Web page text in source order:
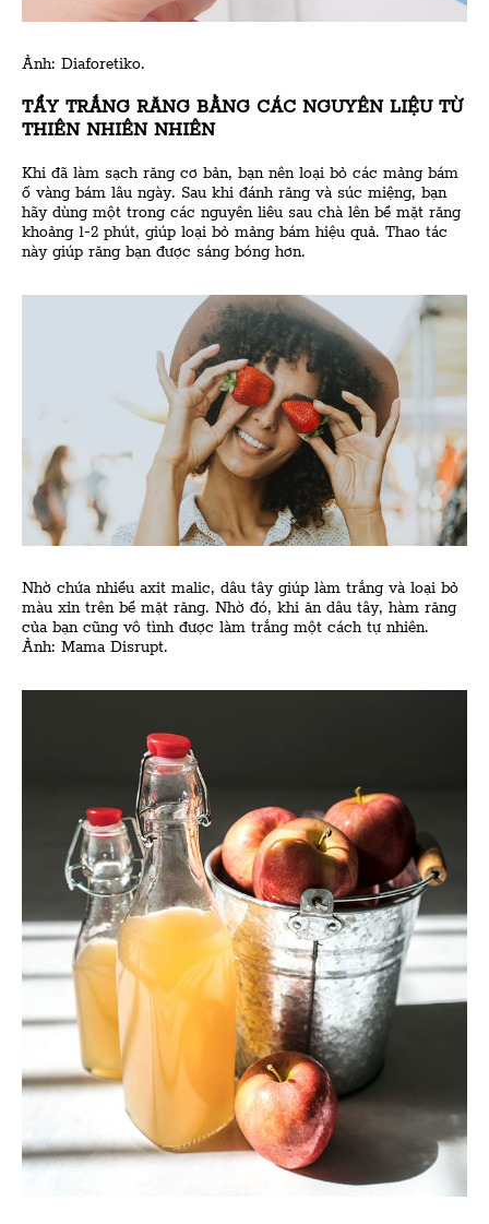
Ảnh: Diaforetiko.
TẨY TRẮNG RĂNG BẰNG CÁC NGUYÊN LIỆU TỪ
THIÊN NHIÊN NHIÊN
Khi đã làm sạch răng cơ bản, bạn nên loại bỏ các mảng bám
ố vàng bám lâu ngày. Sau khi đánh răng và súc miệng, bạn
hãy dùng một trong các nguyên liêu sau chà lên bề mặt răng
khoảng 1-2 phút, giúp loại bỏ mảng bám hiệu quả. Thao tác
này giúp răng bạn được sáng bóng hơn.
Nhờ chứa nhiều axit malic, dâu tây giúp làm trắng và loại bỏ
màu xỉn trên bề mặt răng. Nhờ đó, khi ăn dâu tây, hàm răng
của bạn cũng vô tình được làm trắng một cách tự nhiên.
Ảnh: Mama Disrupt.